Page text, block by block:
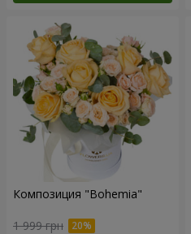
Композиция "Bohemia"
1 999 грн